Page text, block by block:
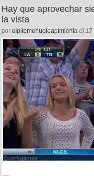
Hay que aprovechar
la vista
por elpitomehueleapimienta el 17